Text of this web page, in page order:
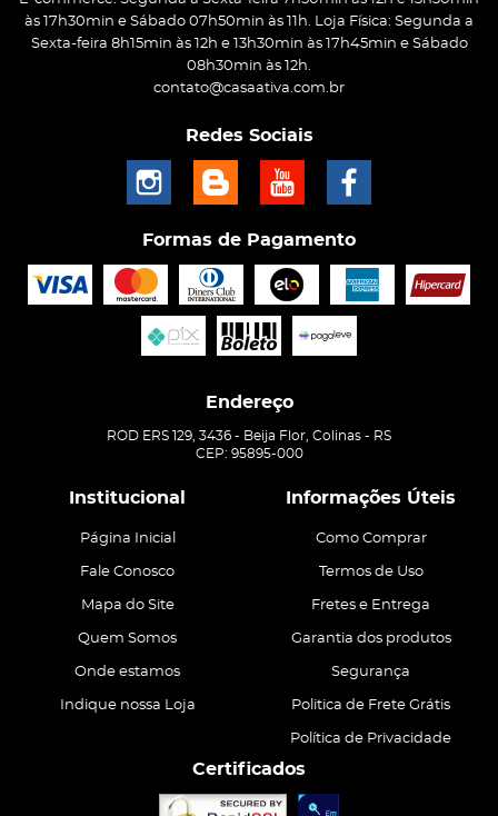
às 17h30min e Sábado 07h50min às 11h. Loja Física: Segunda a
Sexta-feira 8h15min às 12h e 13h30min às 17h45min e Sábado
08h30min às 12h.
contato@casaativa.com.br
Redes Sociais
Formas de Pagamento
Endereço
ROD ERS 129, 3436 - Beija Flor, Colinas - RS
CEP: 95895-000
Institucional
Página Inicial
Fale Conosco
Mapa do Site
Quem Somos
Onde estamos
Indique nossa Loja
Informações Úteis
Como Comprar
Termos de Uso
Fretes e Entrega
Garantia dos produtos
Segurança
Politica de Frete Grátis
Política de Privacidade
Certificados